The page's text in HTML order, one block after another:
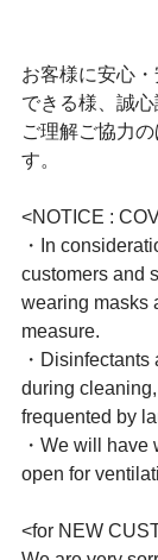
お客様に安心
できる様、誠
ご理解ご協力
す。　﻿
<NOTICE :
・In
customers and
wearing masks
measure.﻿
・
during
frequented by
・We will
open for
<for NEW